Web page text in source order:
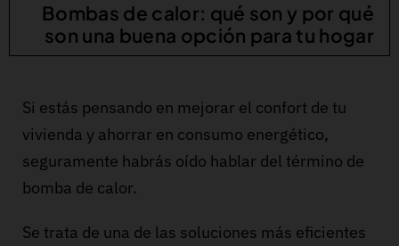
Bombas de calor: qué son y por qué
son una buena opción para tu hogar
Si estás pensando en mejorar el confort de tu
vivienda y ahorrar en consumo energético,
seguramente habrás oído hablar del término de
bomba de calor.
Se trata de una de las soluciones más eficientes